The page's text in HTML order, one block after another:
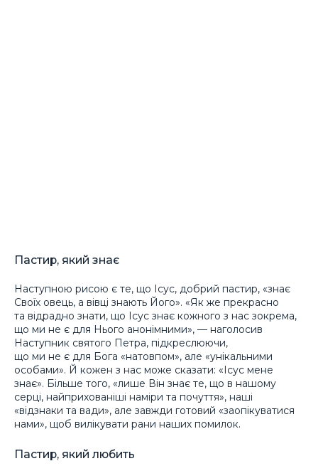
Пастир, який знає
Наступною рисою є те, що Ісус, добрий пастир, «знає
Своїх овець, а вівці знають Його». «Як же прекрасно
та відрадно знати, що Ісус знає кожного з нас зокрема,
що ми не є для Нього анонімними», — наголосив
Наступник святого Петра, підкреслюючи,
що ми не є для Бога «натовпом», але «унікальними
особами». Й кожен з нас може сказати: «Ісус мене
знає». Більше того, «лише Він знає те, що в нашому
серці, найприхованіші наміри та почуття», наші
«відзнаки та вади», але завжди готовий «заопікуватися
нами», щоб вилікувати рани наших помилок.
Пастир, який любить